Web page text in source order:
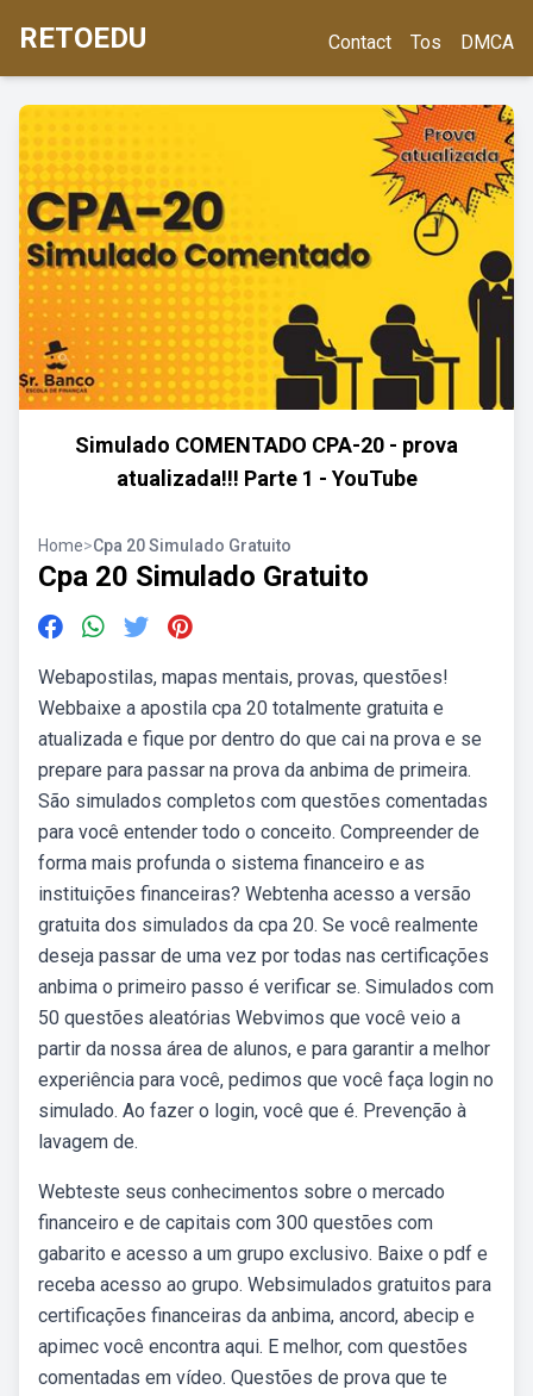
RETOEDU Contact Tos DMCA
Simulado COMENTADO CPA-20 - prova
atualizada!!! Parte 1 - YouTube
Home>Cpa 20 Simulado Gratuito
Cpa 20 Simulado Gratuito
Webapostilas, mapas mentais, provas, questões!
Webbaixe a apostila cpa 20 totalmente gratuita e
atualizada e fique por dentro do que cai na prova e se
prepare para passar na prova da anbima de primeira.
São simulados completos com questões comentadas
para você entender todo o conceito. Compreender de
forma mais profunda o sistema financeiro e as
instituições financeiras? Webtenha acesso a versão
gratuita dos simulados da cpa 20. Se você realmente
deseja passar de uma vez por todas nas certificações
anbima o primeiro passo é verificar se. Simulados com
50 questões aleatórias Webvimos que você veio a
partir da nossa área de alunos, e para garantir a melhor
experiência para você, pedimos que você faça login no
simulado. Ao fazer o login, você que é. Prevenção à
lavagem de.
Webteste seus conhecimentos sobre o mercado
financeiro e de capitais com 300 questões com
gabarito e acesso a um grupo exclusivo. Baixe o pdf e
receba acesso ao grupo. Websimulados gratuitos para
certificações financeiras da anbima, ancord, abecip e
apimec você encontra aqui. E melhor, com questões
comentadas em vídeo. Questões de prova que te